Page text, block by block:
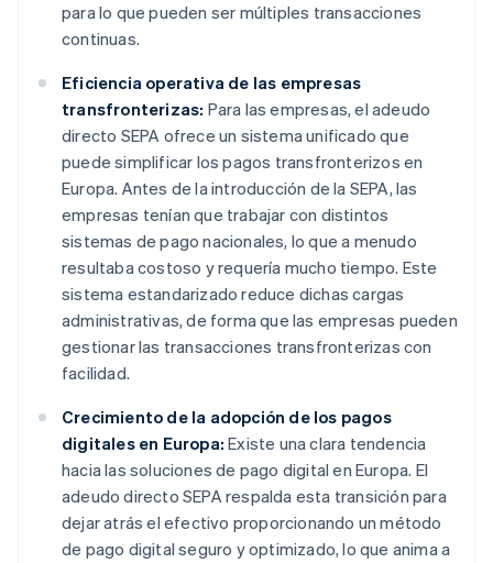
para lo que pueden ser múltiples transacciones
continuas.
Eficiencia operativa de las empresas
transfronterizas: Para las empresas, el adeudo
directo SEPA ofrece un sistema unificado que
puede simplificar los pagos transfronterizos en
Europa. Antes de la introducción de la SEPA, las
empresas tenían que trabajar con distintos
sistemas de pago nacionales, lo que a menudo
resultaba costoso y requería mucho tiempo. Este
sistema estandarizado reduce dichas cargas
administrativas, de forma que las empresas pueden
gestionar las transacciones transfronterizas con
facilidad.
Crecimiento de la adopción de los pagos
digitales en Europa: Existe una clara tendencia
hacia las soluciones de pago digital en Europa. El
adeudo directo SEPA respalda esta transición para
dejar atrás el efectivo proporcionando un método
de pago digital seguro y optimizado, lo que anima a